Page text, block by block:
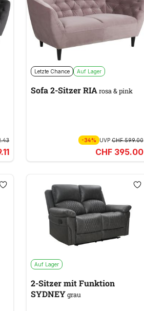
Letzte Chance Auf Lager
Sofa 2-Sitzer RIArosa & pink
-34% UVPCHF 599.00
CHF 395.00
Auf Lager
2-Sitzer mit Funktion
SYDNEYgrau